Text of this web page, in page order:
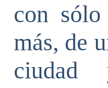
con sólo
más, de